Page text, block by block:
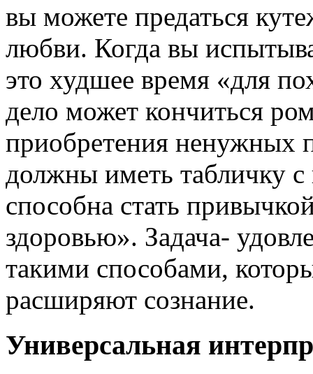
вы можете предаться
любви. Когда вы
это худшее время «для
дело может кончиться
приобретения ненужных
должны иметь табличку
способна стать
здоровью». Задача-
такими способами,
расширяют сознание.
Универсальная